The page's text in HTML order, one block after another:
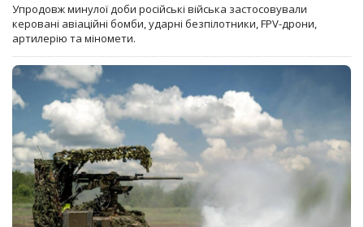
Упродовж минулої доби російські війська застосовували
керовані авіаційні бомби, ударні безпілотники, FPV-дрони,
артилерію та міномети.